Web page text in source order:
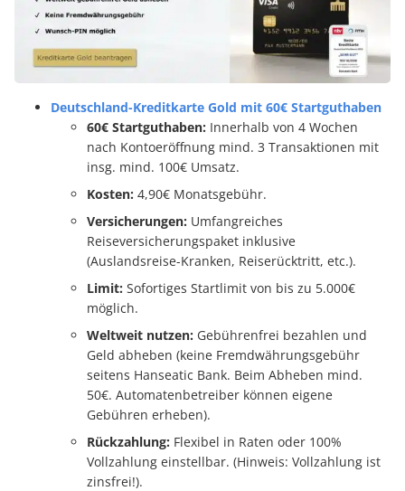
Deutschland-Kreditkarte Gold mit 60€ Startguthaben
60€ Startguthaben: Innerhalb von 4 Wochen
nach Kontoeröffnung mind. 3 Transaktionen mit
insg. mind. 100€ Umsatz.
Kosten: 4,90€ Monatsgebühr.
Versicherungen: Umfangreiches
Reiseversicherungspaket inklusive
(Auslandsreise-Kranken, Reiserücktritt, etc.).
Limit: Sofortiges Startlimit von bis zu 5.000€
möglich.
Weltweit nutzen: Gebührenfrei bezahlen und
Geld abheben (keine Fremdwährungsgebühr
seitens Hanseatic Bank. Beim Abheben mind.
50€. Automatenbetreiber können eigene
Gebühren erheben).
Rückzahlung: Flexibel in Raten oder 100%
Vollzahlung einstellbar. (Hinweis: Vollzahlung ist
zinsfrei!).